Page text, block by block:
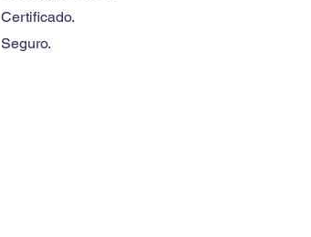
Certificado.
Seguro.